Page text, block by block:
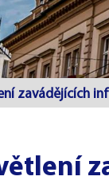
zavádějících